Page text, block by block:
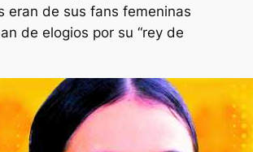
eran de sus fans femeninas
de elogios por su “rey de